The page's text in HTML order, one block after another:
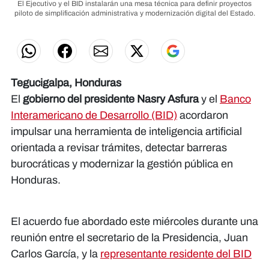
El Ejecutivo y el BID instalarán una mesa técnica para definir proyectos
piloto de simplificación administrativa y modernización digital del Estado.
Tegucigalpa, Honduras
El gobierno del presidente Nasry Asfuray el Banco
Interamericano de Desarrollo (BID) acordaron
impulsar una herramienta de inteligencia artificial
orientada a revisar trámites, detectar barreras
burocráticas y modernizar la gestión pública en
Honduras.
El acuerdo fue abordado este miércoles durante una
reunión entre el secretario de la Presidencia, Juan
Carlos García, y la representante residente del BID